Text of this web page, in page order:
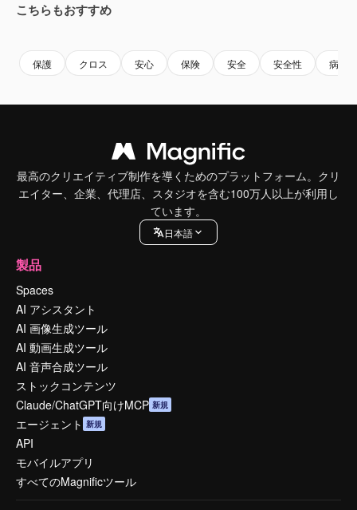
こちらもおすすめ
保護 クロス 安心 保険 安全 安全性 病院
最高のクリエイティブ制作を導くためのプラットフォーム。クリ
エイター、企業、代理店、スタジオを含む100万人以上が利用し
ています。
日本語
製品
Spaces
AI アシスタント
AI 画像生成ツール
AI 動画生成ツール
AI 音声合成ツール
ストックコンテンツ
Claude/ChatGPT向けMCP 新規
エージェント 新規
API
モバイルアプリ
すべてのMagnificツール